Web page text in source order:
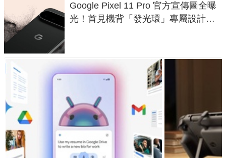
Google Pixel 11 Pro 官方宣傳圖全曝
光！首見機背「發光環」專屬設計、